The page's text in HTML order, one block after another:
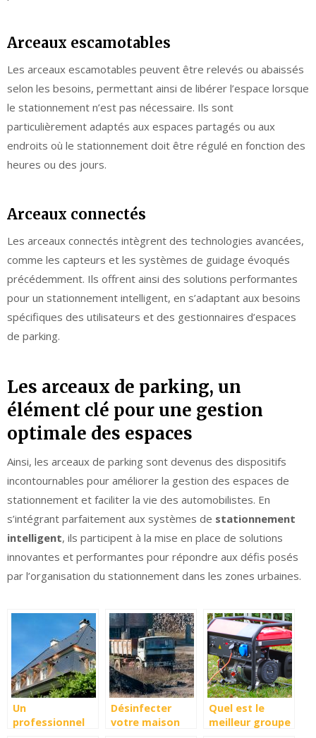
Arceaux escamotables
Les arceaux escamotables peuvent être relevés ou abaissés
selon les besoins, permettant ainsi de libérer l’espace lorsque
le stationnement n’est pas nécessaire. Ils sont
particulièrement adaptés aux espaces partagés ou aux
endroits où le stationnement doit être régulé en fonction des
heures ou des jours.
Arceaux connectés
Les arceaux connectés intègrent des technologies avancées,
comme les capteurs et les systèmes de guidage évoqués
précédemment. Ils offrent ainsi des solutions performantes
pour un stationnement intelligent, en s’adaptant aux besoins
spécifiques des utilisateurs et des gestionnaires d’espaces
de parking.
Les arceaux de parking, un
élément clé pour une gestion
optimale des espaces
Ainsi, les arceaux de parking sont devenus des dispositifs
incontournables pour améliorer la gestion des espaces de
stationnement et faciliter la vie des automobilistes. En
s’intégrant parfaitement aux systèmes de stationnement
intelligent, ils participent à la mise en place de solutions
innovantes et performantes pour répondre aux défis posés
par l’organisation du stationnement dans les zones urbaines.
Un
professionnel
Désinfecter
votre maison
Quel est le
meilleur groupe